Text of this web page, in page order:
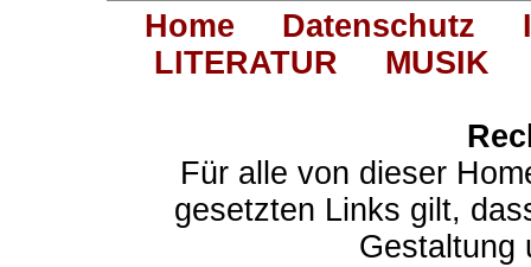
Home Datenschutz
LITERATUR
MUSIK
Für alle von dieser
gesetzten Links gilt,
Gestaltung